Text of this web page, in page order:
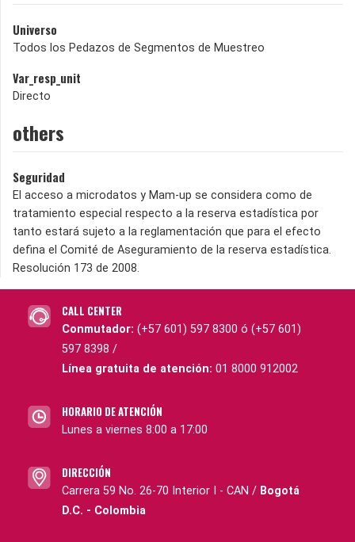
Universo
Todos los Pedazos de Segmentos de Muestreo
Var_resp_unit
Directo
others
Seguridad
El acceso a microdatos y Mam-up se considera como de
tratamiento especial respecto a la reserva estadística por
tanto estará sujeto a la reglamentación que para el efecto
defina el Comité de Aseguramiento de la reserva estadística.
Resolución 173 de 2008.
CALL CENTER
Conmutador: (+57 601) 597 8300 ó (+57 601)
597 8398 /
Línea gratuita de atención: 01 8000 912002
HORARIO DE ATENCIÓN
Lunes a viernes 8:00 a 17:00
DIRECCIÓN
Carrera 59 No. 26-70 Interior I - CAN / Bogotá
D.C. - Colombia